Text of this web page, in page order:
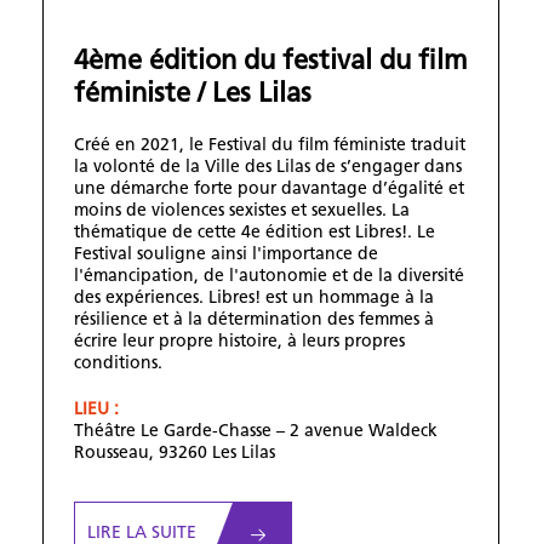
4ème édition du festival du film
féministe / Les Lilas
Créé en 2021, le Festival du film féministe traduit
la volonté de la Ville des Lilas de s’engager dans
une démarche forte pour davantage d’égalité et
moins de violences sexistes et sexuelles. La
thématique de cette 4e édition est Libres!. Le
Festival souligne ainsi l'importance de
l'émancipation, de l'autonomie et de la diversité
des expériences. Libres! est un hommage à la
résilience et à la détermination des femmes à
écrire leur propre histoire, à leurs propres
conditions.
LIEU :
Théâtre Le Garde-Chasse – 2 avenue Waldeck
Rousseau, 93260 Les Lilas
LIRE LA SUITE